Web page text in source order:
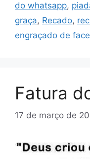
do whatsapp,
graça, Recado,
engraçado de
Fatura
17 de março de